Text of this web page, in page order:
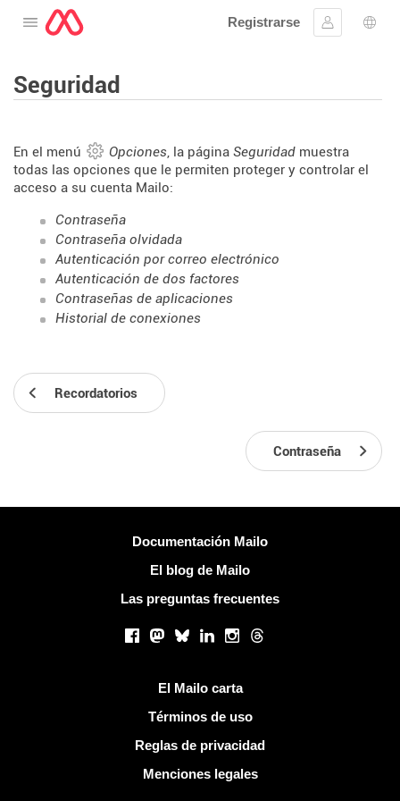
Abre el menú
Registrarse
Ingresar
Seguridad
En el menú Opciones, la página Seguridad muestra
todas las opciones que le permiten proteger y controlar el
acceso a su cuenta Mailo:
Contraseña
Contraseña olvidada
Autenticación por correo electrónico
Autenticación de dos factores
Contraseñas de aplicaciones
Historial de conexiones
Recordatorios
Contraseña
Documentación Mailo
El blog de Mailo
Las preguntas frecuentes
Facebook
Mastodon
BlueskyLinkedInInstagram
Threads
El Mailo carta
Términos de uso
Reglas de privacidad
Menciones legales